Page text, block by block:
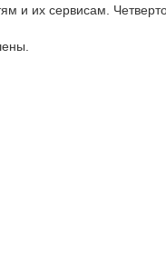
и их сервисам.